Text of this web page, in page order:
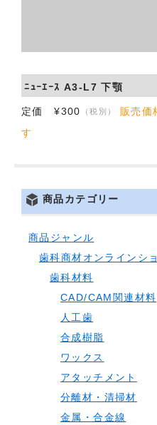
ﾆｭｰｴｰｽ A3-L7 下顎
定価 ¥300 （税別）
販売価
す
商品カテゴリー
商品ジャンル
歯科商材オンラインシ
歯科材料
CAD/CAM関連材料
人工歯
合成樹脂
ワックス
アタッチメント
分離材・清掃材
金属・合金線